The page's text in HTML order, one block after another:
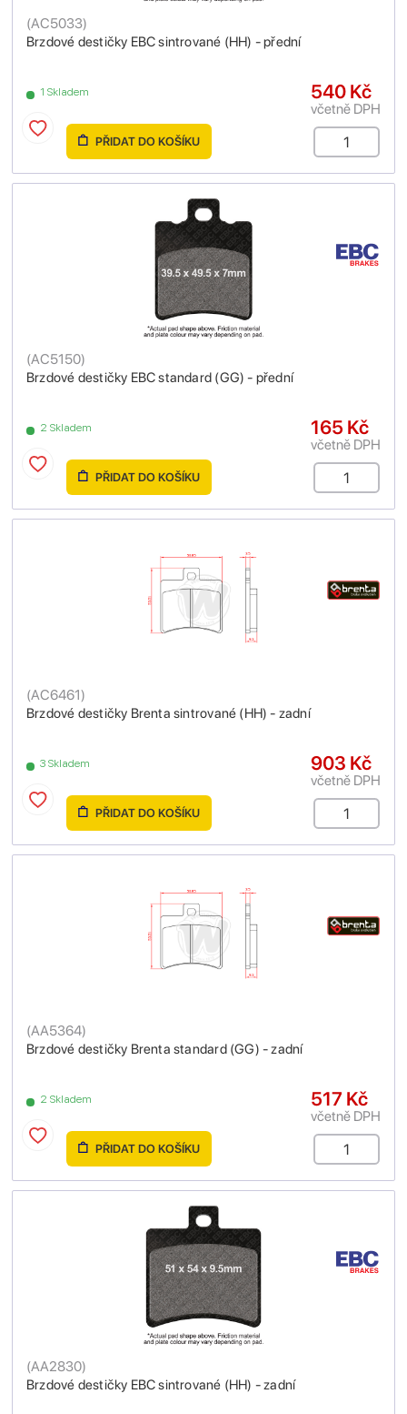
Brzdové destičky EBC sintrované (HH) - přední
(AC5033)
1 Skladem 540 Kč
včetně DPH
PŘIDAT DO KOŠÍKU
Brzdové destičky EBC standard (GG) - přední
(AC5150)
2 Skladem 165 Kč
včetně DPH
PŘIDAT DO KOŠÍKU
Brzdové destičky Brenta sintrované (HH) - zadní
(AC6461)
3 Skladem 903 Kč
včetně DPH
PŘIDAT DO KOŠÍKU
Brzdové destičky Brenta standard (GG) - zadní
(AA5364)
2 Skladem 517 Kč
včetně DPH
PŘIDAT DO KOŠÍKU
Brzdové destičky EBC sintrované (HH) - zadní
(AA2830)